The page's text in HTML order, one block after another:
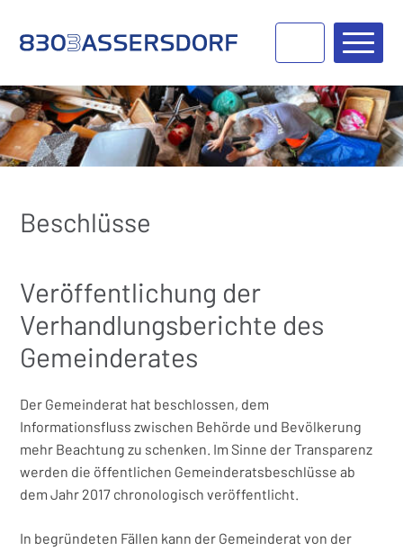
Navigieren in Bassersdorf
Beschlüsse
Veröffentlichung der
Verhandlungsberichte des
Gemeinderates
Der Gemeinderat hat beschlossen, dem
Informationsfluss zwischen Behörde und Bevölkerung
mehr Beachtung zu schenken. Im Sinne der Transparenz
werden die öffentlichen Gemeinderatsbeschlüsse ab
dem Jahr 2017 chronologisch veröffentlicht.
In begründeten Fällen kann der Gemeinderat von der